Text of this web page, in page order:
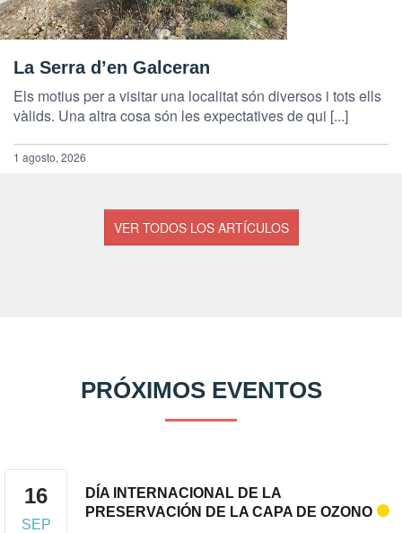
La Serra d’en Galceran
Els motius per a visitar una localitat són diversos i tots ells
vàlids. Una altra cosa són les expectatives de qui [...]
1 agosto, 2026
VER TODOS LOS ARTÍCULOS
PRÓXIMOS EVENTOS
16
SEP
DÍA INTERNACIONAL DE LA
PRESERVACIÓN DE LA CAPA DE OZONO